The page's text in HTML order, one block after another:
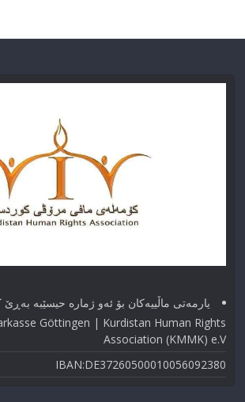
یارمەتی ماڵییەکان بۆ ئەو ژماره حیسێبە
Göttingen | Kurdistan Human Rights
Association (KMMK) e.V
IBAN:DE37260500010056092380